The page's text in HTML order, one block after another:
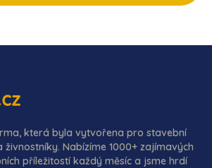
která byla vytvořena pro stavební
Nabízíme 1000+ zajímavých
příležitostí každý měsíc a jsme hrdí